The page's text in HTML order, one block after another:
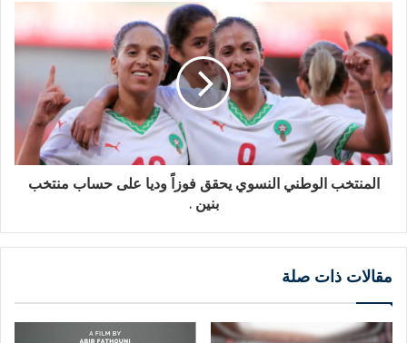
المنتخب الوطني النسوي يحقق فوزاً وديا على حساب منتخب
بنين .
مقالات ذات صلة